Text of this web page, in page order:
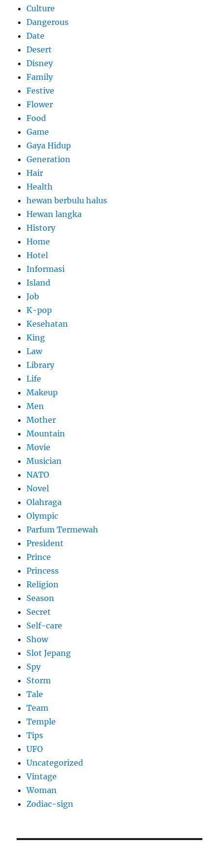
Culture
Dangerous
Date
Desert
Disney
Family
Festive
Flower
Food
Game
Gaya Hidup
Generation
Hair
Health
hewan berbulu halus
Hewan langka
History
Home
Hotel
Informasi
Island
Job
K-pop
Kesehatan
King
Law
Library
Life
Makeup
Men
Mother
Mountain
Movie
Musician
NATO
Novel
Olahraga
Olympic
Parfum Termewah
President
Prince
Princess
Religion
Season
Secret
Self-care
Show
Slot Jepang
Spy
Storm
Tale
Team
Temple
Tips
UFO
Uncategorized
Vintage
Woman
Zodiac-sign